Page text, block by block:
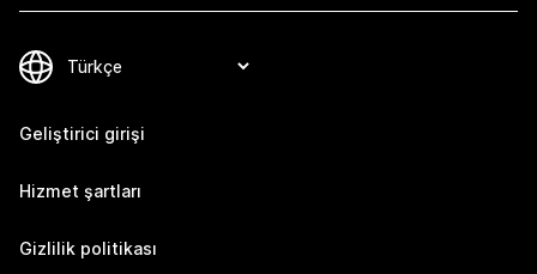
Geliştirici girişi
Hizmet şartları
Gizlilik politikası